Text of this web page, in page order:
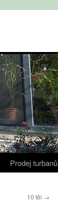
Prodej turbanů
10 těl →